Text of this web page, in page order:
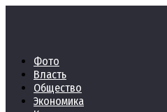
Фото
Власть
Общество
Экономика